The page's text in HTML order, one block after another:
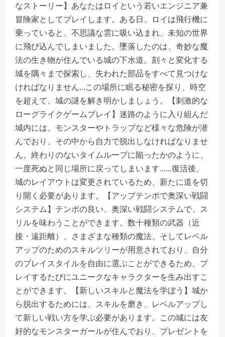
なストーリー】あなたはロイという若いエンジニア兼
冒険家としてプレイします。ある日、ロイは飛行機に
乗っていると、不思議な雲に吸い込まれ、未知の世界
に飛び込んでしまいました。墜落したのは、奇妙な魔
法の生き物が住んでいる城の下水道。刻々と変化する
城を隅々まで探索し、失われた部品をすべて見つけな
ければなりません...この場所に眠る秘密を探り、時空
を超えて、城の謎を解き明かしましょう。【刺激的な
ローグライクゲームプレイ】迷路のように入り組んだ
城内には、モンスターやトラップなど様々な危険が潜
んでおり、その中から自力で脱出しなければなりませ
ん。終わりのないタイムループに陥ったかのように、
一度死ぬと同じ場所に戻ってしまいます......復活後、
城のレイアウトは変更されているため、新たに道を切
り開く必要があります。【アップテンポで奥深い戦闘
システム】テンポの良い、奥深い戦闘システムで、ス
リルを味わうことができます。数十種類の武器（近
接・遠距離）、さまざまな種類の魔法、そしてレベル
アップのためのスキルツリーが用意されており、自分
のプレイスタイルを自由に選ぶことができるため、プ
レイするたびにユニークなキャラクターを生み出すこ
とができます。【新しいスキルと魔法を学ぼう】城か
ら脱出するためには、スキルを磨き、レベルアップし
て新しい戦い方を学ぶ必要があります。この城には友
好的なモンスターガールが住んでおり、プレゼントを